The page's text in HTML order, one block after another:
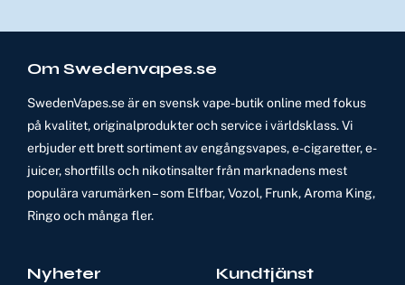
Om Swedenvapes.se
SwedenVapes.se är en svensk vape-butik online med fokus
på kvalitet, originalprodukter och service i världsklass. Vi
erbjuder ett brett sortiment av engångsvapes, e-cigaretter, e-
juicer, shortfills och nikotinsalter från marknadens mest
populära varumärken – som Elfbar, Vozol, Frunk, Aroma King,
Ringo och många fler.
Nyheter Kundtjänst